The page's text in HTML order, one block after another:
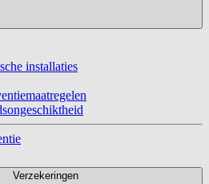
installaties
Verzekeringen